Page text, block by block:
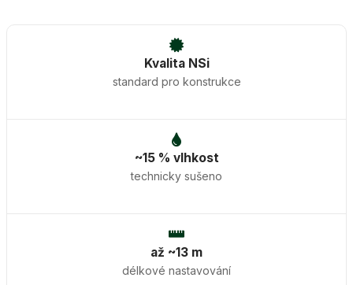
Kvalita NSi
standard pro konstrukce
~15 % vlhkost
technicky sušeno
až ~13 m
délkové nastavování